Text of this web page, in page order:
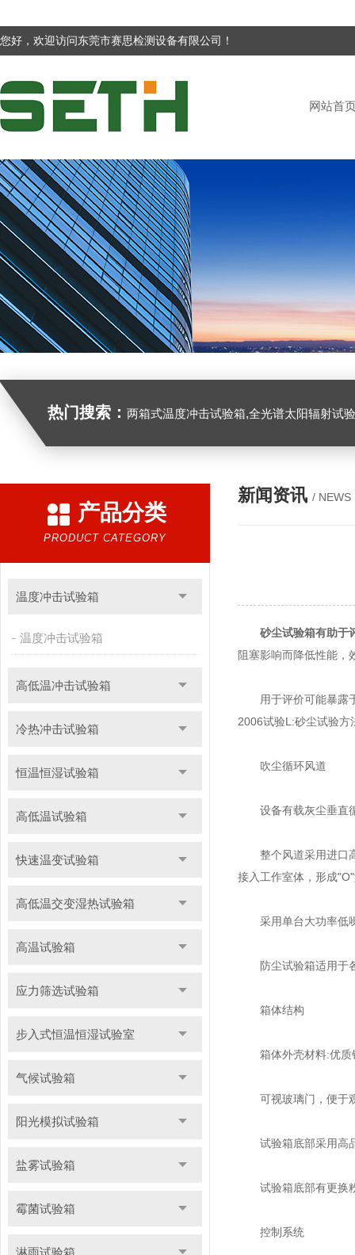
您好，欢迎访问东莞市赛思检测设备有限公司！
网站首
热门搜索： 两箱式温度冲击试验箱,全光谱太阳辐射试
产品分类
PRODUCT CATEGORY
温度冲击试验箱
温度冲击试验箱
高低温冲击试验箱
冷热冲击试验箱
恒温恒湿试验箱
高低温试验箱
快速温变试验箱
高低温交变湿热试验箱
高温试验箱
应力筛选试验箱
步入式恒温恒湿试验室
气候试验箱
阳光模拟试验箱
盐雾试验箱
霉菌试验箱
淋雨试验箱
新闻资讯 / NEWS
砂尘试验箱有助于
阻塞影响而降低性能，
用于评价可能暴露于
2006试验L:砂尘试验
吹尘循环风道
设备有载灰尘垂直循
整个风道采用进口高
接入工作室体，形成
采用单台大功率低噪
防尘试验箱适用于各
箱体结构
箱体外壳材料:优质
可视玻璃门，便于观
试验箱底部采用高
试验箱底部有更换
控制系统